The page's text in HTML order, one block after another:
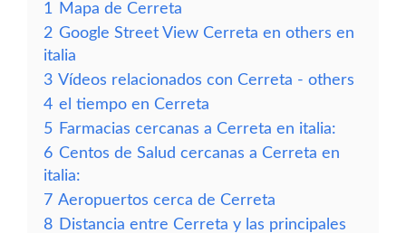
1
Mapa de Cerreta
2 Google Street View Cerreta en others en
italia
3 Vídeos relacionados con Cerreta - others
4 el tiempo en Cerreta
5 Farmacias cercanas a Cerreta en italia:
6 Centos de Salud cercanas a Cerreta en
italia:
7 Aeropuertos cerca de Cerreta
8 Distancia entre Cerreta y las principales